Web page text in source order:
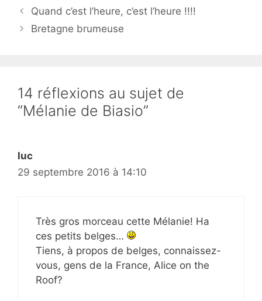
Quand c’est l’heure, c’est l’heure !!!!
Bretagne brumeuse
14 réflexions au sujet de
“Mélanie de Biasio”
luc
29 septembre 2016 à 14:10
Très gros morceau cette Mélanie! Ha
ces petits belges…
Tiens, à propos de belges, connaissez-
vous, gens de la France, Alice on the
Roof?